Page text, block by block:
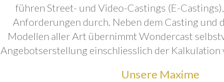
führen Street- und Video-Castings (E-
Anforderungen durch. Neben dem Casting und
Modellen aller Art übernimmt Wondercast
Angebotserstellung einschliesslich der
Unsere Maxime